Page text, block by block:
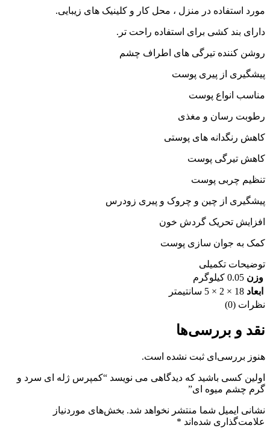
مورد استفاده در منزل ، محل کار و کلینیک های زیبایی.
دارای بند کشی برای استفاده راحت تر.
روشن کننده تیرگی های اطراف چشم
پیشگیری از پیری پوست
مناسب انواع پوست
رطوبت رسان و مغذی
کاهش رنگدانه های پوستی
کاهش تیرگی پوست
تنظیم چربی پوست
پیشگیری از چین و چروک و پیری زودرس
افزایش تحریک گردش خون
کمک به جوان سازی پوست
توضیحات تکمیلی
وزن 0.05 کیلوگرم
ابعاد 18 × 2 × 5 سانتیمتر
نظرات (0)
نقد و بررسی‌ها
هنوز بررسی‌ای ثبت نشده است.
اولین کسی باشید که دیدگاهی می نویسد “کمپرس ژله ای سرد و
گرم چشم میوه ای”
نشانی ایمیل شما منتشر نخواهد شد. بخش‌های موردنیاز
علامت‌گذاری شده‌اند *